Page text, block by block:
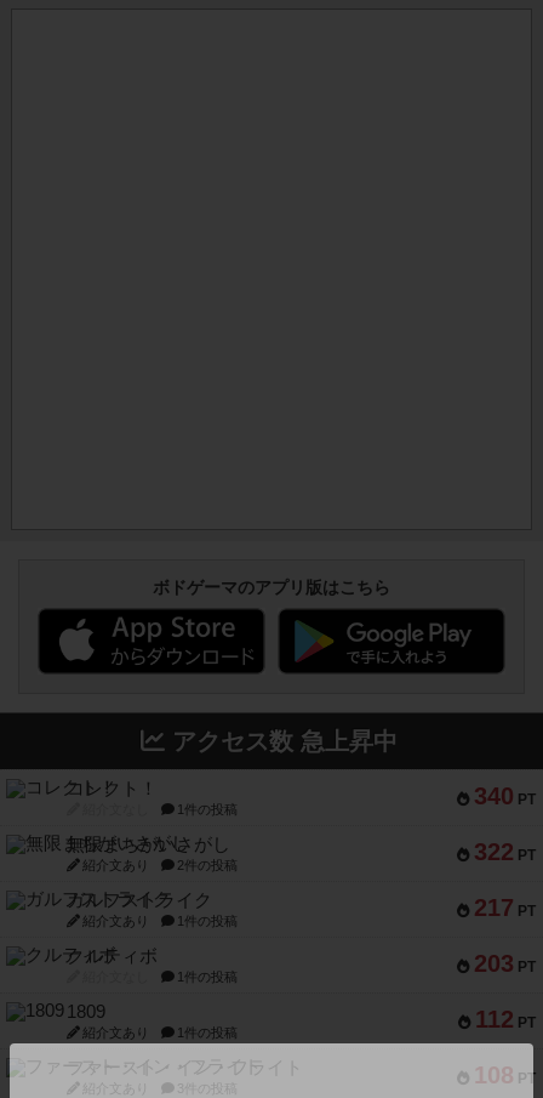
ボドゲーマのアプリ版はこちら
アクセス数 急上昇中
340 PT
コレクト！
1件の投稿
322 PT
無限まちがいさがし
紹介文あり 2件の投稿
217 PT
ガルフストライク
紹介文あり 1件の投稿
203 PT
クルティボ
1件の投稿
112 PT
1809
紹介文あり 1件の投稿
108 PT
ファースト・イン・フライト
紹介文あり 3件の投稿